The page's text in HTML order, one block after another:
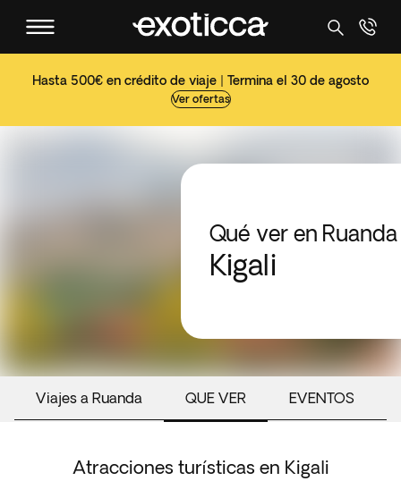
Hasta 500€ en crédito de viaje | Termina el 30 de agosto
Ver ofertas
Qué ver en Ruanda
Kigali
Viajes a Ruanda QUE VER EVENTOS
Atracciones turísticas en Kigali